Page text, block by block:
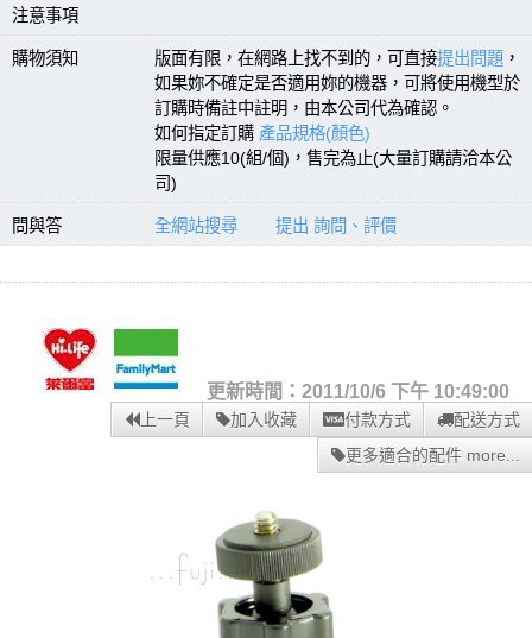
注意事項
購物須知 版面有限，在網路上找不到的，可直接提出問題 ，
如果妳不確定是否適用妳的機器，可將使用機型於
訂購時備註中註明，由本公司代為確認。
如何指定訂購 產品規格(顏色)
限量供應10(組/個)，售完為止(大量訂購請洽本公
司)
問與答 全網站搜尋 提出 詢問、評價
更新時間：2011/10/6 下午 10:49:00
上一頁 加入收藏 付款方式
配送方式
更多適合的配件 more...